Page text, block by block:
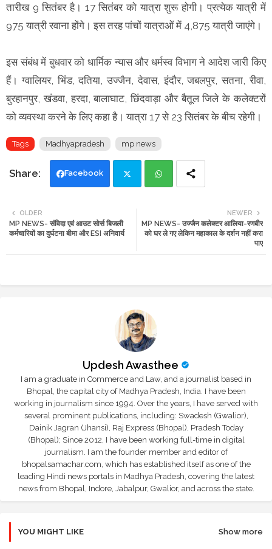
तारीख 9 सितंबर है। 17 सितंबर को यात्रा शुरू होगी। प्रत्येक यात्री में
975 यात्री रवाना होंगे। इस तरह पांचों यात्राओं में 4,875 यात्री जाएंगे।
इस संबंध में बुधवार को धार्मिक न्यास और धर्मस्व विभाग ने आदेश जारी किए
हैं। ग्वालियर, भिंड, दतिया, उज्जैन, देवास, इंदौर, जबलपुर, सतना, रीवा,
बुरहानपुर, खंडवा, हरदा, बालाघाट, छिंदवाड़ा और बैतूल जिले के कलेक्टरों
को व्यवस्था करने के लिए कहा है। यात्रा 17 से 23 सितंबर के बीच रहेगी।
Tags Madhyapradesh mp news
Facebook
tte ats
NEWER
MP NEWS- उज्जैन कलेक्टर आलिया-रणबीर
को घर ले गए लेकिन महाकाल के दर्शन नहीं करा
पाए
OLDER
MP NEWS- संविदा एवं आउट सोर्स बिजली
कर्मचारियों का दुर्घटना बीमा और ESI अनिवार्य
Updesh Awasthee
I am a graduate in Commerce and Law, and a journalist based in
Bhopal, the capital city of Madhya Pradesh, India. I have been
working in journalism since 1994. Over the years, I have served with
several prominent publications, including: Swadesh (Gwalior),
Dainik Jagran (Jhansi), Raj Express (Bhopal), Pradesh Today
(Bhopal); Since 2012, I have been working full-time in digital
journalism. I am the founder member and editor of
bhopalsamachar.com, which has established itself as one of the
leading Hindi news portals in Madhya Pradesh, covering the latest
news from Bhopal, Indore, Jabalpur, Gwalior, and across the state.
YOU MIGHT LIKE Show more